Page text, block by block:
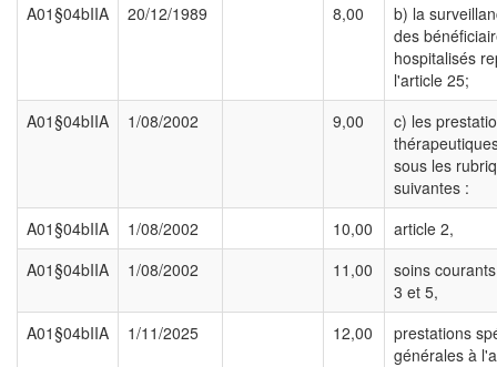
A01§04bIIA
20/12/1989 8,00
b) la
des
hospitalisés
l'article 25;
A01§04bIIA
1/08/2002 9,00
c) les
sous les
suivantes :
A01§04bIIA
1/08/2002 10,00
article 2,
A01§04bIIA
1/08/2002 11,00
soins
3 et 5,
A01§04bIIA
1/11/2025 12,00
prestations
générales à